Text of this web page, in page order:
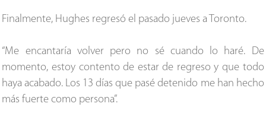
Finalmente, Hughes regresó el pasado jueves a Toronto.
“Me encantaría volver pero no sé cuando lo haré. De
momento, estoy contento de estar de regreso y que todo
haya acabado. Los 13 días que pasé detenido me han hecho
más fuerte como persona”.